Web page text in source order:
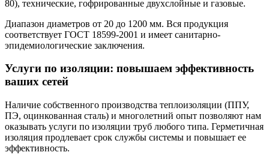
80), технические, гофрированные двухслойные и газовые.
Диапазон диаметров от 20 до 1200 мм. Вся продукция
соответствует ГОСТ 18599-2001 и имеет санитарно-
эпидемиологические заключения.
Услуги по изоляции: повышаем эффективность
ваших сетей
Наличие собственного производства теплоизоляции (ППУ,
ПЭ, оцинкованная сталь) и многолетний опыт позволяют нам
оказывать услуги по изоляции труб любого типа. Герметичная
изоляция продлевает срок службы системы и повышает ее
эффективность.